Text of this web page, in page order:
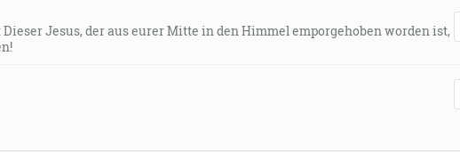
Jesus, der aus eurer Mitte in den Himmel emporgehoben worden ist,